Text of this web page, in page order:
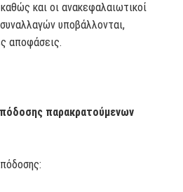
και οι ανακεφαλαιωτικοί
υποβάλλονται,
αποφάσεις.
παρακρατούμενων